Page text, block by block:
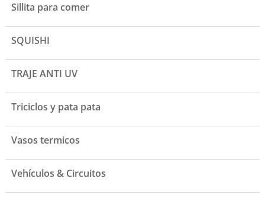
Sillita para comer
SQUISHI
TRAJE ANTI UV
Triciclos y pata pata
Vasos termicos
Vehículos & Circuitos